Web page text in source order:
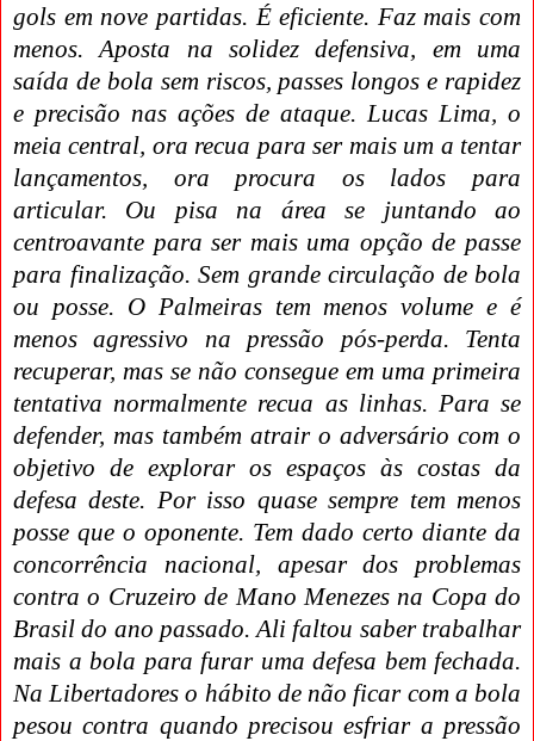
gols em nove partidas. É eficiente. Faz mais com
menos. Aposta na solidez defensiva, em uma
saída de bola sem riscos, passes longos e rapidez
e precisão nas ações de ataque. Lucas Lima, o
meia central, ora recua para ser mais um a tentar
lançamentos, ora procura os lados para
articular. Ou pisa na área se juntando ao
centroavante para ser mais uma opção de passe
para finalização. Sem grande circulação de bola
ou posse. O Palmeiras tem menos volume e é
menos agressivo na pressão pós-perda. Tenta
recuperar, mas se não consegue em uma primeira
tentativa normalmente recua as linhas. Para se
defender, mas também atrair o adversário com o
objetivo de explorar os espaços às costas da
defesa deste. Por isso quase sempre tem menos
posse que o oponente. Tem dado certo diante da
concorrência nacional, apesar dos problemas
contra o Cruzeiro de Mano Menezes na Copa do
Brasil do ano passado. Ali faltou saber trabalhar
mais a bola para furar uma defesa bem fechada.
Na Libertadores o hábito de não ficar com a bola
pesou contra quando precisou esfriar a pressão